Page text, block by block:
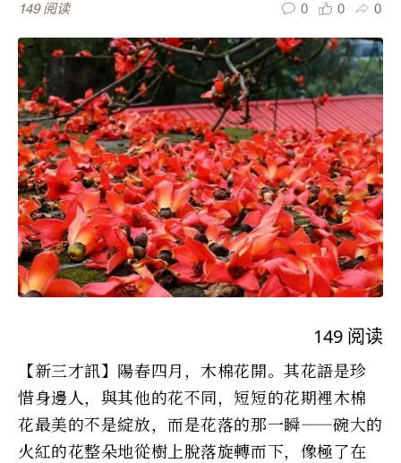
149 阅读 0 0 0
149 阅读
【新三才訊】陽春四月，木棉花開。其花語是珍
惜身邊人，與其他的花不同，短短的花期裡木棉
花最美的不是綻放，而是花落的那一瞬——碗大的
火紅的花整朵地從樹上脫落旋轉而下，像極了在